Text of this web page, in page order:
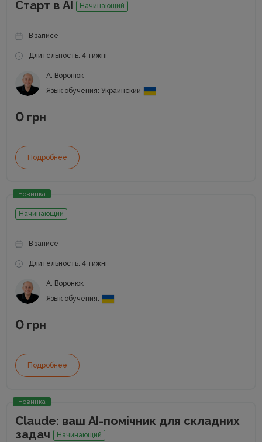
Старт в АІ Начинающий
В записе
Длительность: 4 тижні
А. Воронюк
Язык обучения: Украинский
0 грн
Подробнее
Новинка
Начинающий
В записе
Длительность: 4 тижні
А. Воронюк
Язык обучения:
0 грн
Подробнее
Новинка
Claude: ваш АІ-помічник для складних
задач
Начинающий